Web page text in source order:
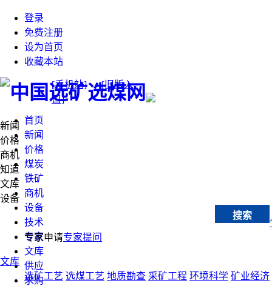
登录
免费注册
设为首页
收藏本站
[手机站]
[旧版入
口]
首页
新闻
价格
煤炭
铁矿
商机
设备
技术
专家
文库
供应
求购
新闻
价格
商机
知道
文库
设备
搜索
专家申请专家提问
文库
选矿工艺 选煤工艺 地质勘查 采矿工程 环境科学 矿业经济